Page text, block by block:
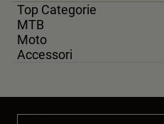
Top Categorie
MTB
Moto
Accessori